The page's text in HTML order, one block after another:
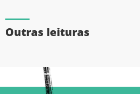
Outras leituras